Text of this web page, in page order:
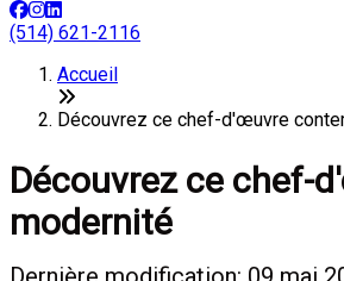
(514) 621-2116
Accueil
Découvrez ce chef-d'œuvre
Découvrez ce chef-
modernité